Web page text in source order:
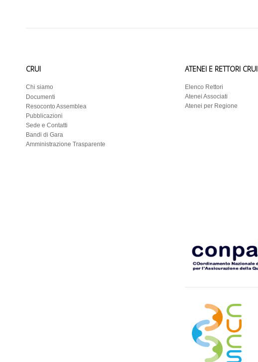
CRUI
Chi siamo
Documenti
Resoconto Assemblea
Pubblicazioni
Sede e Contatti
Bandi di Gara
Amministrazione Trasparente
ATENEI E RETTORI CRUI
Elenco Rettori
Atenei Associati
Atenei per Regione